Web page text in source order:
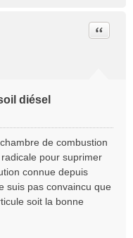
diésel
Citer
de combustion
pour suprimer
connue depuis
suis pas convaincu que
soit la bonne